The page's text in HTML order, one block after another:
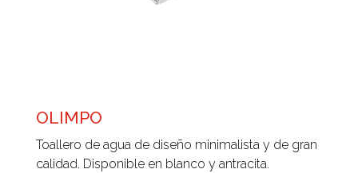
OLIMPO
Toallero de agua de diseño minimalista y de gran
calidad. Disponible en blanco y antracita.